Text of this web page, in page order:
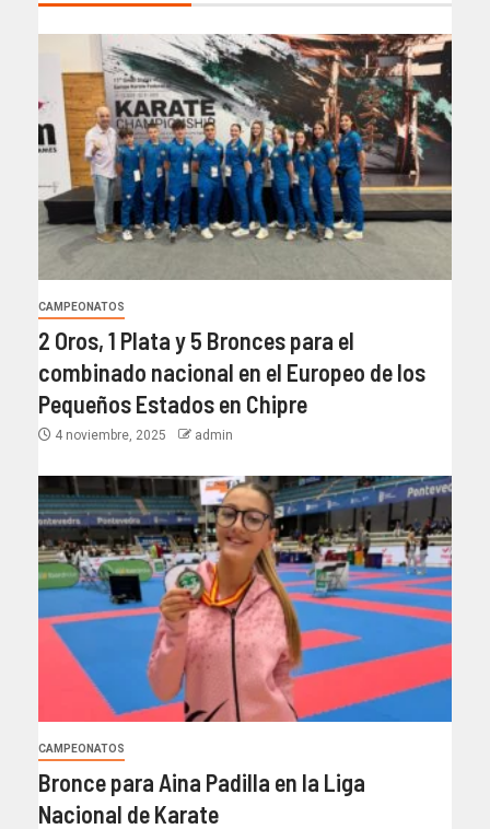
CAMPEONATOS
2 Oros, 1 Plata y 5 Bronces para el
combinado nacional en el Europeo de los
Pequeños Estados en Chipre
4 noviembre, 2025 admin
CAMPEONATOS
Bronce para Aina Padilla en la Liga
Nacional de Karate